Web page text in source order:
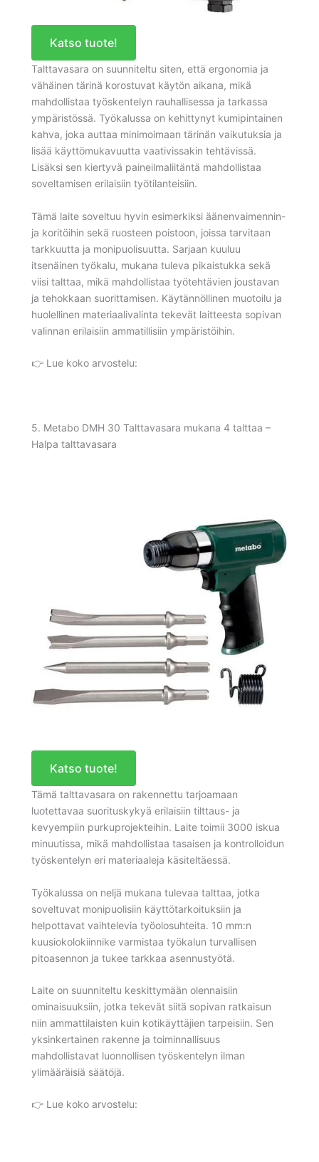
Katso tuote!
Talttavasara on suunniteltu siten, että ergonomia ja
vähäinen tärinä korostuvat käytön aikana, mikä
mahdollistaa työskentelyn rauhallisessa ja tarkassa
ympäristössä. Työkalussa on kehittynyt kumipintainen
kahva, joka auttaa minimoimaan tärinän vaikutuksia ja
lisää käyttömukavuutta vaativissakin tehtävissä.
Lisäksi sen kiertyvä paineilmaliitäntä mahdollistaa
soveltamisen erilaisiin työtilanteisiin.
Tämä laite soveltuu hyvin esimerkiksi äänenvaimennin-
ja koritöihin sekä ruosteen poistoon, joissa tarvitaan
tarkkuutta ja monipuolisuutta. Sarjaan kuuluu
itsenäinen työkalu, mukana tuleva pikaistukka sekä
viisi talttaa, mikä mahdollistaa työtehtävien joustavan
ja tehokkaan suorittamisen. Käytännöllinen muotoilu ja
huolellinen materiaalivalinta tekevät laitteesta sopivan
valinnan erilaisiin ammatillisiin ympäristöihin.
👉 Lue koko arvostelu:
5. Metabo DMH 30 Talttavasara mukana 4 talttaa –
Halpa talttavasara
Katso tuote!
Tämä talttavasara on rakennettu tarjoamaan
luotettavaa suorituskykyä erilaisiin tilttaus- ja
kevyempiin purkuprojekteihin. Laite toimii 3000 iskua
minuutissa, mikä mahdollistaa tasaisen ja kontrolloidun
työskentelyn eri materiaaleja käsiteltäessä.
Työkalussa on neljä mukana tulevaa talttaa, jotka
soveltuvat monipuolisiin käyttötarkoituksiin ja
helpottavat vaihtelevia työolosuhteita. 10 mm:n
kuusiokolokiinnike varmistaa työkalun turvallisen
pitoasennon ja tukee tarkkaa asennustyötä.
Laite on suunniteltu keskittymään olennaisiin
ominaisuuksiin, jotka tekevät siitä sopivan ratkaisun
niin ammattilaisten kuin kotikäyttäjien tarpeisiin. Sen
yksinkertainen rakenne ja toiminnallisuus
mahdollistavat luonnollisen työskentelyn ilman
ylimääräisiä säätöjä.
👉 Lue koko arvostelu: